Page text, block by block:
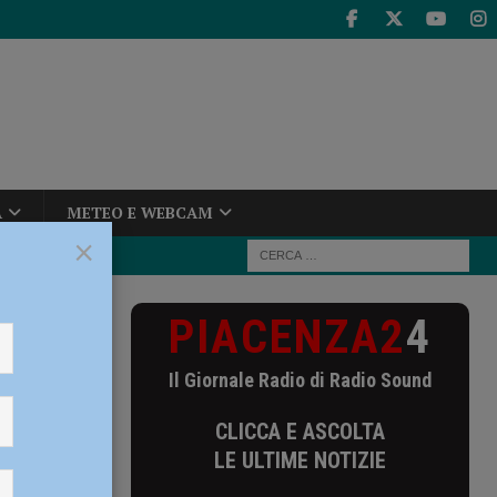
METEO E WEBCAM
PIACENZA24
Il Giornale Radio di Radio Sound
CLICCA E ASCOLTA
LE ULTIME NOTIZIE
×